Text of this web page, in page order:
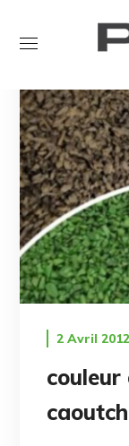
2 Avril 2012
couleur